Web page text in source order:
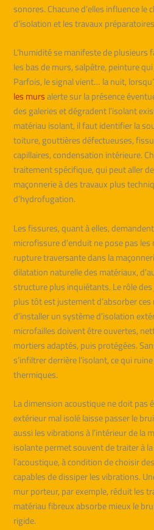
sonores. Chacune d’elles influence le
d’isolation et les travaux
L’humidité se manifeste de
les bas de murs, salpêtre, peinture
Parfois, le signal vient… la nuit,
les mursalerte sur la présence
des galeries et dégradent l’isolant
matériau isolant, il faut identifier la
toiture, gouttières défectueuses,
capillaires, condensation intérieure.
traitement spécifique, qui peut aller
maçonnerie à des travaux plus
d’hydrofugation.
Les fissures, quant à elles,
microfissure d’enduit ne pose pas
rupture traversante dans la
dilatation naturelle des matériaux,
structure plus inquiétants. Le rôle
plus tôt est justement d’absorber
d’installer un système d’isolation
microfailles doivent être ouvertes,
mortiers adaptés, puis protégées.
s’infiltrer derrière l’isolant, ce qui
thermiques.
La dimension acoustique ne doit pas
extérieur mal isolé laisse passer le
aussi les vibrations à l’intérieur de la
isolante permet souvent de traiter à
l’acoustique, à condition de choisir
capables de dissiper les vibrations.
mur porteur, par exemple, réduit les
matériau fibreux absorbe mieux le
rigide.